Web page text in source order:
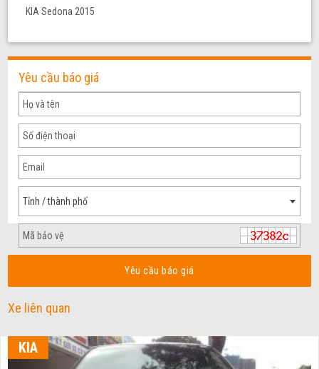
KIA Sedona 2015
Yêu cầu báo giá
Tỉnh / thành phố
Yêu cầu báo giá
Xe liên quan
KIA